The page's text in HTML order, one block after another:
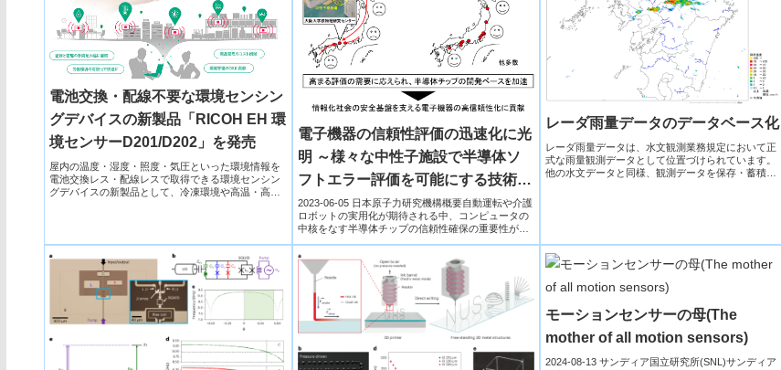
電池交換・配線不要な環境センシン
グデバイスの新製品「RICOH EH 環
境センサーD201/D202」を発売
屋内の温度・湿度・照度・気圧といった環境情報を
電池交換レス・配線レスで取得できる環境センシン
グデバイスの新製品として、冷凍環境や高温・高湿
電子機器の信頼性評価の迅速化に光
明 ～様々な中性子施設で半導体ソ
フトエラー評価を可能にする技術を
開発～
2023-06-05 日本原子力研究機構概要自動運転や介護
ロボットの実用化が期待される中、コンピュータの
中核をなす半導体チップの信頼性確保の重要性が高
レーダ雨量データのデータベース化
レーダ雨量データは、水文観測業務規定において正
式な雨量観測データとして位置づけられています。
他の水文データと同様、観測データを保存・蓄積す
モーションセンサーの母(The
mother of all motion sensors)
2024-08-13 サンディア国立研究所(SNL)サンディア